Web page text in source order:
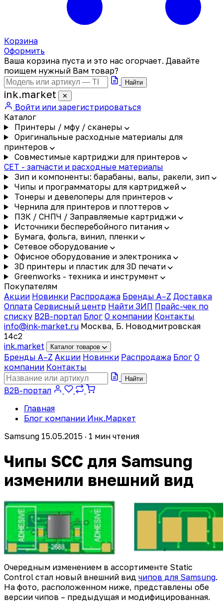
Корзина
Оформить
Ваша корзина пуста и это нас огорчает. Давайте
поищем нужный Вам товар?
Найти
ink.market ✕
Войти или зарегистрироваться
Каталог
Принтеры / мфу / сканеры
Оригинальные расходные материалы для
принтеров
Совместимые картриджи для принтеров
CET - запчасти и расходные материалы
Зип и компоненты: барабаны, валы, ракели, зип
Чипы и программаторы для картриджей
Тонеры и девелоперы для принтеров
Чернила для принтеров и плоттеров
ПЗК / СНПЧ / Заправляемые картриджи
Источники бесперебойного питания
Бумага, фольга, винил, пленки
Сетевое оборудование
Офисное оборудование и электроника
3D принтеры и пластик для 3D печати
Greenworks - техника и инструмент
Покупателям
Акции Новинки Распродажа Бренды A–Z Доставка
Оплата Сервисный центр Найти ЗИП Прайс-чек по
списку B2B-портал Блог О компании Контакты
info@ink-market.ru Москва, Б. Новодмитровская
14с2
ink.market Каталог товаров
Бренды A–Z Акции Новинки Распродажа Блог О
компании Контакты
Найти
B2B-портал
Главная
Блог компании Инк.Маркет
Samsung 15.05.2015 · 1 мин чтения
Чипы SCC для Samsung
изменили внешний вид
Очередным изменением в ассортименте Static
Control стал новый внешний вид чипов для Samsung.
На фото, расположенном ниже, представлены обе
версии чипов – предыдущая и модифицированная.